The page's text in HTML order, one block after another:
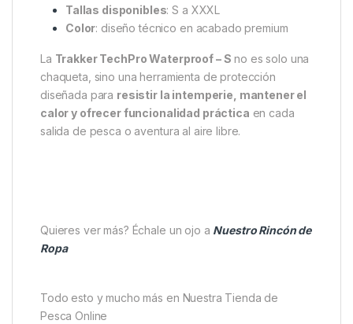
Tallas disponibles: S a XXXL
Color: diseño técnico en acabado premium
La Trakker TechPro Waterproof – S no es solo una
chaqueta, sino una herramienta de protección
diseñada para resistir la intemperie, mantener el
calor y ofrecer funcionalidad práctica en cada
salida de pesca o aventura al aire libre.
Quieres ver más? Échale un ojo a Nuestro Rincón de
Ropa
Todo esto y mucho más en Nuestra Tienda de
Pesca Online